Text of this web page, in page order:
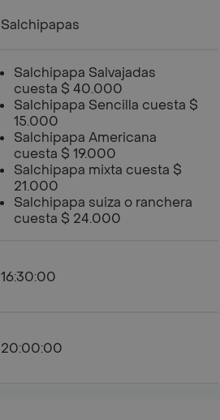
Salchipapas
Salchipapa Salvajadas
cuesta $ 40.000
Salchipapa Sencilla cuesta $
15.000
Salchipapa Americana
cuesta $ 19.000
Salchipapa mixta cuesta $
21.000
Salchipapa suiza o ranchera
cuesta $ 24.000
16:30:00
20:00:00